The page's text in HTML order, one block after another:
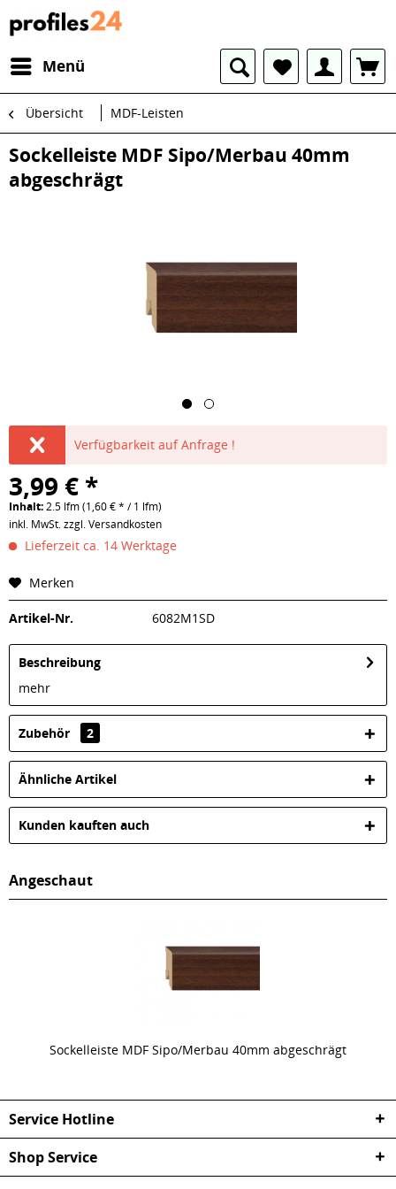
Menü
Übersicht MDF-Leisten
Sockelleiste MDF Sipo/Merbau 40mm
abgeschrägt
Verfügbarkeit auf Anfrage !
3,99 € *
Inhalt:2.5 lfm (1,60 € * / 1 lfm)
inkl. MwSt.zzgl. Versandkosten
Lieferzeit ca. 14 Werktage
Merken
Artikel-Nr. 6082M1SD
Beschreibung
mehr
Zubehör 2
Ähnliche Artikel
Kunden kauften auch
Angeschaut
Sockelleiste MDF Sipo/Merbau 40mm abgeschrägt
Service Hotline
Shop Service